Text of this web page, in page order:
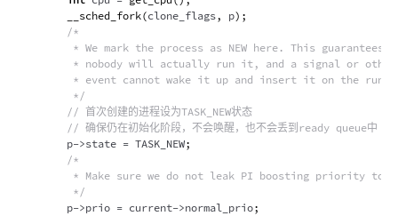
__sched_fork(clone_flags, p) ;
/*
* We mark the process as NEW here. This guarantees
* nobody will actually run it, and a signal or
* event cannot wake it up and insert it on the
         */
// 首次创建的进程设为TASK_NEW状态
// 确保仍在初始化阶段，不会唤醒，也不会丢到ready queue中
        p
->state = TASK_NEW;
/*
* Make sure we do not leak PI boosting priority to
         */
        p
->prio = current->normal_prio;